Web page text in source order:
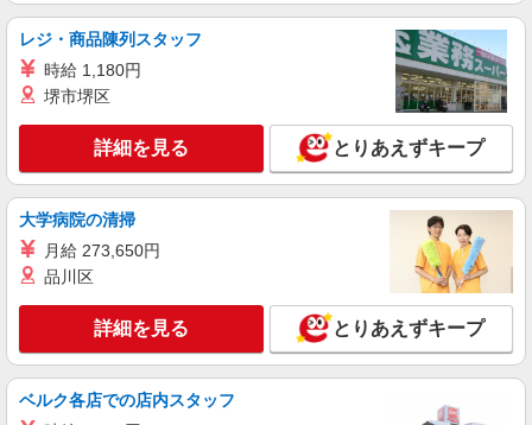
キープ 詳細を見る
アルバイト パート
日研トータルソーシング株式会社 メディカルケア事業部/熊本オフィ
看護助手（ナースエイド）
時給1,300円 ★週払いOK（規定あり） ※給与
幅は経験・能力による
熊本県熊本市中央区 【最寄駅】熊本市電「市
立体育館前」駅 ★マイカー・バイク通勤もOK！
キープ 詳細を見る
派遣社員
（株）ウィルオブ・ワークCW 熊本支店/ms430101
看護助手
レジ・商品陳列スタッフ
時給 1,180円
堺市堺区
詳細を見る とりあえずキープ
大学病院の清掃
月給 273,650円
品川区
詳細を見る とりあえずキープ
ベルク各店での店内スタッフ